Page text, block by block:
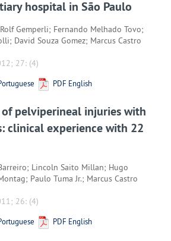
hospital in São Paulo
Gemperli; Fernando Melhado Tovo;
David Souza Gomez; Marcus Castro
27: (4)
PDF English
pelviperineal injuries with
clinical experience with 22
Lincoln Saito Millan; Hugo
Paulo Tuma Jr.; Marcus Castro
26: (4)
PDF English